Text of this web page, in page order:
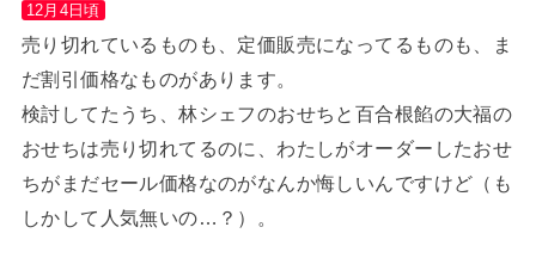
12月4日頃
売り切れているものも、定価販売になってるものも、ま
だ割引価格なものがあります。
検討してたうち、林シェフのおせちと百合根餡の大福の
おせちは売り切れてるのに、わたしがオーダーしたおせ
ちがまだセール価格なのがなんか悔しいんですけど（も
しかして人気無いの…？）。